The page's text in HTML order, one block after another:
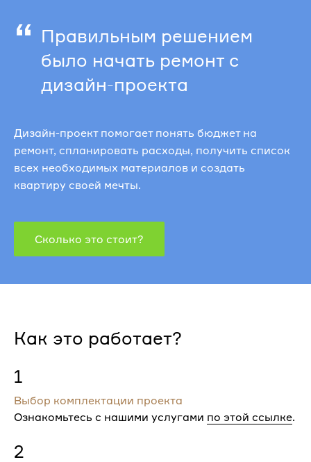
“ Правильным решением
было начать ремонт с
дизайн-проекта
Дизайн-проект помогает понять бюджет на
ремонт, спланировать расходы, получить список
всех необходимых материалов и создать
квартиру своей мечты.
Сколько это стоит?
Как это работает?
1
Выбор комплектации проекта
Ознакомьтесь с нашими услугами по этой ссылке.
2